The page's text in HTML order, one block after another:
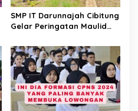
SMP IT Darunnajah Cibitung
Gelar Peringatan Maulid
H